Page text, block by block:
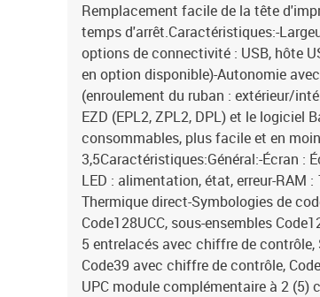
Remplacement facile de la tête
temps d'arrêt.Caractéristiques:-
options de connectivité : USB, hôte
en option disponible)-Autonomie
(enroulement du ruban : extérieur/
EZD (EPL2, ZPL2, DPL) et le logiciel
consommables, plus facile et en
3,5Caractéristiques:Général:-Écran :
LED : alimentation, état, erreur-RAM
Thermique direct-Symbologies de
Code128UCC, sous-ensembles
5 entrelacés avec chiffre de
Code39 avec chiffre de contrôle,
UPC module complémentaire à 2 (5)